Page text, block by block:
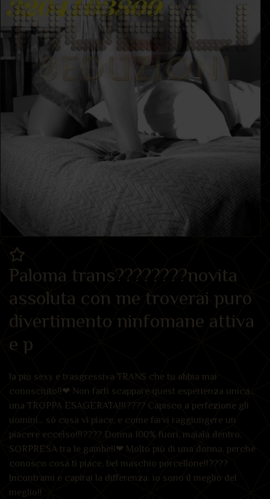
Paloma trans????????novita
assoluta con me troverai puro
divertimento ninfomane attiva
e p
la più sexy e trasgressiva TRANS che tu abbia mai
conosciuto!!❤ Non farti scappare quest esperienza unica...
una TROPPA ESAGERATA!!!???? Capisco a perfezione gli
uomini... sò cosa vi piace, e come farvi raggiungere un
piacere eccelso!!!???? Donna 100% fuori, maiala dentro,
SORPRESA tra le gambe!!❤ Molto più di una donna, perchè
conosco cosa ti piace, bel maschio porcellone!!????
Incontrami e capirai la differenza: io sono il meglio del
meglio!!